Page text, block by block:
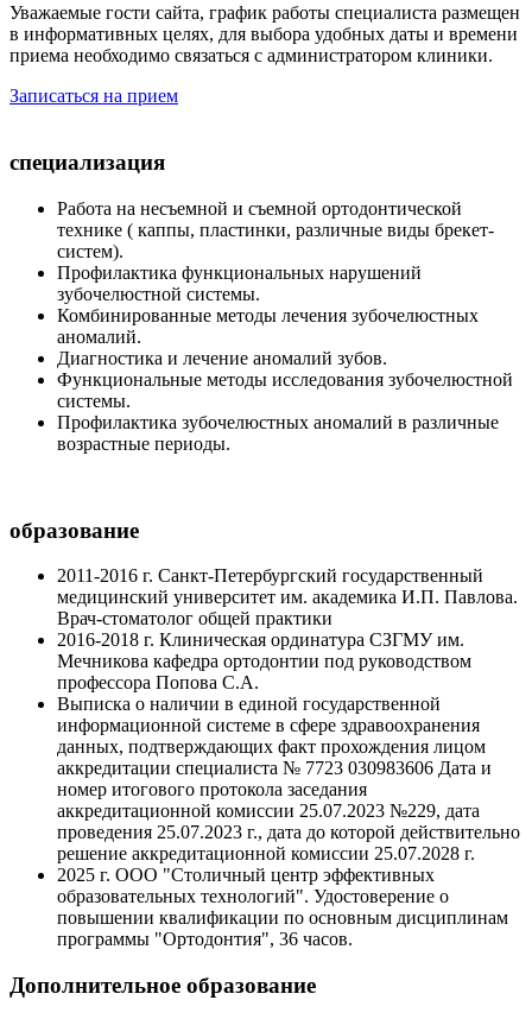
Уважаемые гости сайта, график работы специалиста размещен
в информативных целях, для выбора удобных даты и времени
приема необходимо связаться с администратором клиники.
Записаться на прием
специализация
Работа на несъемной и съемной ортодонтической
технике ( каппы, пластинки, различные виды брекет-
систем).
Профилактика функциональных нарушений
зубочелюстной системы.
Комбинированные методы лечения зубочелюстных
аномалий.
Диагностика и лечение аномалий зубов.
Функциональные методы исследования зубочелюстной
системы.
Профилактика зубочелюстных аномалий в различные
возрастные периоды.
образование
2011-2016 г. Санкт-Петербургский государственный
медицинский университет им. академика И.П. Павлова.
Врач-стоматолог общей практики
2016-2018 г. Клиническая ординатура СЗГМУ им.
Мечникова кафедра ортодонтии под руководством
профессора Попова С.А.
Выписка о наличии в единой государственной
информационной системе в сфере здравоохранения
данных, подтверждающих факт прохождения лицом
аккредитации специалиста № 7723 030983606 Дата и
номер итогового протокола заседания
аккредитационной комиссии 25.07.2023 №229, дата
проведения 25.07.2023 г., дата до которой действительно
решение аккредитационной комиссии 25.07.2028 г.
2025 г. ООО "Столичный центр эффективных
образовательных технологий". Удостоверение о
повышении квалификации по основным дисциплинам
программы "Ортодонтия", 36 часов.
Дополнительное образование